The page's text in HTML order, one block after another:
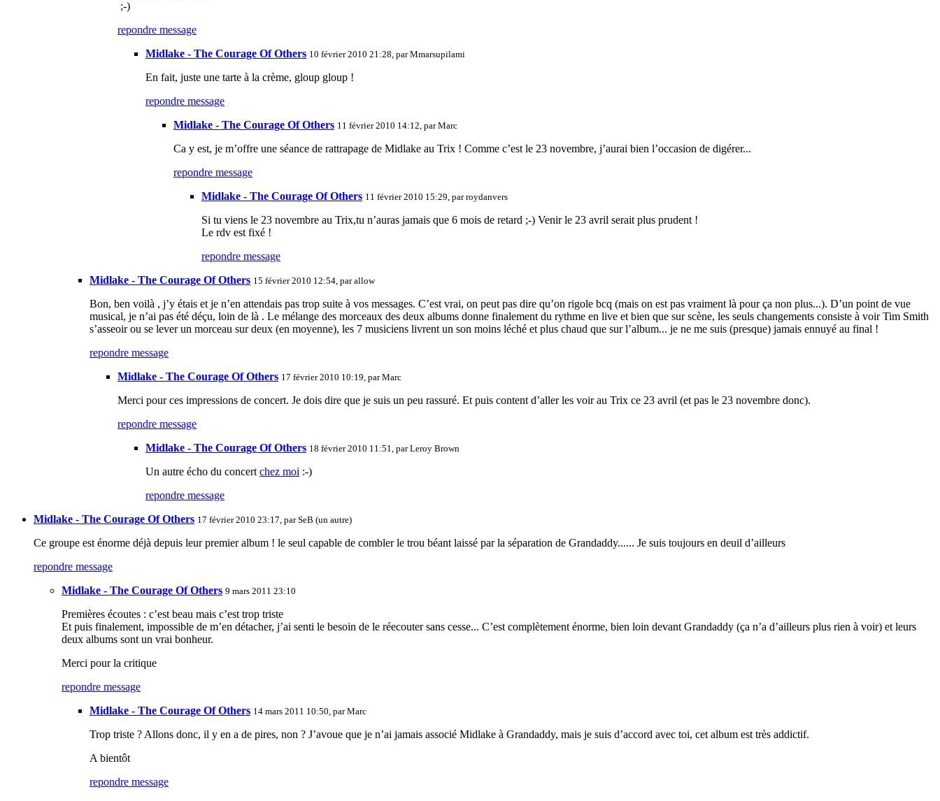
;-)
repondre message
Midlake - The Courage Of Others 10 février 2010 21:28, parMmarsupilami
En fait, juste une tarte à la crème, gloup gloup !
repondre message
Midlake - The Courage Of Others 11 février 2010 14:12, parMarc
Ca y est, je m’offre une séance de rattrapage de Midlake au Trix ! Comme c’est le 23 novembre, j’aurai bien l’occasion de digérer...
repondre message
Midlake - The Courage Of Others 11 février 2010 15:29, parroydanvers
Si tu viens le 23 novembre au Trix,tu n’auras jamais que 6 mois de retard ;-) Venir le 23 avril serait plus prudent !
Le rdv est fixé !
repondre message
Midlake - The Courage Of Others 15 février 2010 12:54, parallow
Bon, ben voilà , j’y étais et je n’en attendais pas trop suite à vos messages. C’est vrai, on peut pas dire qu’on rigole bcq (mais on est pas vraiment là pour ça non plus...). D’un point de vue
musical, je n’ai pas été déçu, loin de là . Le mélange des morceaux des deux albums donne finalement du rythme en live et bien que sur scène, les seuls changements consiste à voir Tim Smith
s’asseoir ou se lever un morceau sur deux (en moyenne), les 7 musiciens livrent un son moins léché et plus chaud que sur l’album... je ne me suis (presque) jamais ennuyé au final !
repondre message
Midlake - The Courage Of Others 17 février 2010 10:19, parMarc
Merci pour ces impressions de concert. Je dois dire que je suis un peu rassuré. Et puis content d’aller les voir au Trix ce 23 avril (et pas le 23 novembre donc).
repondre message
Midlake - The Courage Of Others 18 février 2010 11:51, parLeroy Brown
Un autre écho du concert chez moi :-)
repondre message
Midlake - The Courage Of Others 17 février 2010 23:17, parSeB (un autre)
Ce groupe est énorme déjà depuis leur premier album ! le seul capable de combler le trou béant laissé par la séparation de Grandaddy...... Je suis toujours en deuil d’ailleurs
repondre message
Midlake - The Courage Of Others 9 mars 2011 23:10
Premières écoutes : c’est beau mais c’est trop triste
Et puis finalement, impossible de m’en détacher, j’ai senti le besoin de le réecouter sans cesse... C’est complètement énorme, bien loin devant Grandaddy (ça n’a d’ailleurs plus rien à voir) et leurs
deux albums sont un vrai bonheur.
Merci pour la critique
repondre message
Midlake - The Courage Of Others 14 mars 2011 10:50, parMarc
Trop triste ? Allons donc, il y en a de pires, non ? J’avoue que je n’ai jamais associé Midlake à Grandaddy, mais je suis d’accord avec toi, cet album est très addictif.
A bientôt
repondre message